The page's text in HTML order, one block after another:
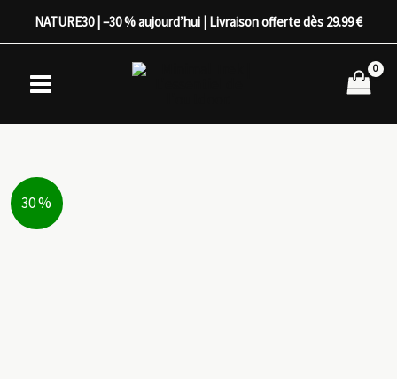
NATURE30 | –30 % aujourd’hui | Livraison offerte dès 29.99 €
30 %